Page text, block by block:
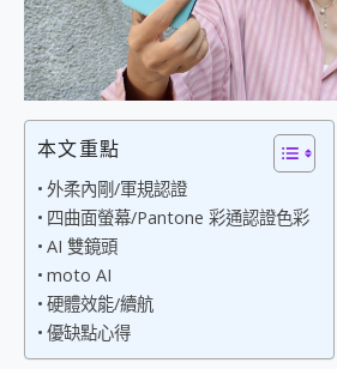
DJI Osmo Pocket 3 爽爽帶回家 歡慶 EaseUS 21 週年到來，「Slogan 海報徵稿活動」好康大放送
小巧好吸不擋鏡頭 有Qi2認證的 ONPRO MagReact MXs2 5000mAh薄型磁吸無線急速行動電源 開箱 評測
會走動的冷暖氣 SONY REON POCKET PRO 穿戴式智慧冷暖調溫裝置 開箱 評測
寶可夢飛人外掛iToolab AnyGo全新升級，GO Fest 五折優惠嗨翻天！支援 iOS/Android！
百倍變焦實測~ vivo X200 Pro 與 S25 Ultra 誰能滿足全場景拍攝需求？
COMPUTEX 2025 來囉！AGI亞奇雷 AI・Gaming・創作儲存方案登場，趕快來AGI亞奇雷挑戰任務抽 PS5！
飛利浦 JS7310 ⚡【電急便｜行動儲能救車電源】 可靠的旅行夥伴！帶給您優異的安全性與強大供電效能
動靜皆宜「HUAWEI FreeArc」開放式耳掛耳機，無感配戴! 超穩超服貼，音質、通話也很優質
本文重點
外柔內剛/軍規認證
四曲面螢幕/Pantone 彩通認證色彩
AI 雙鏡頭
moto AI
硬體效能/續航
優缺點心得